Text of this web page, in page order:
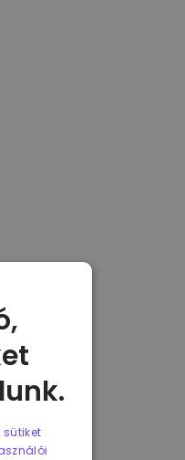
sütiket